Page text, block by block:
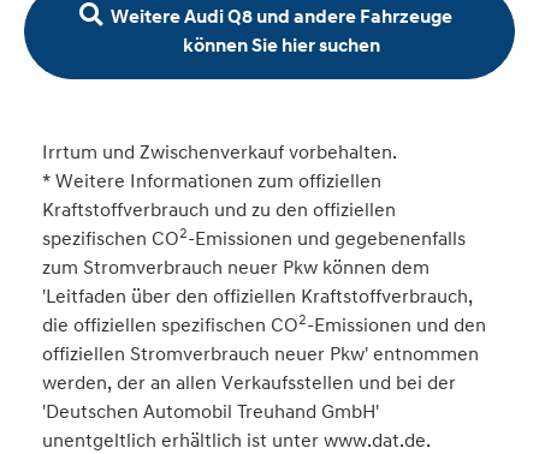
Weitere Audi Q8 und andere Fahrzeuge
können Sie hier suchen
Irrtum und Zwischenverkauf vorbehalten.
* Weitere Informationen zum offiziellen
Kraftstoffverbrauch und zu den offiziellen
spezifischen CO2-Emissionen und gegebenenfalls
zum Stromverbrauch neuer Pkw können dem
'Leitfaden über den offiziellen Kraftstoffverbrauch,
die offiziellen spezifischen CO2-Emissionen und den
offiziellen Stromverbrauch neuer Pkw' entnommen
werden, der an allen Verkaufsstellen und bei der
'Deutschen Automobil Treuhand GmbH'
unentgeltlich erhältlich ist unter www.dat.de.